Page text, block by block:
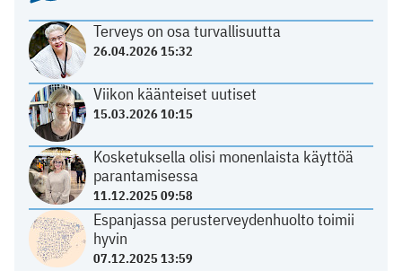
Terveys on osa turvallisuutta
26.04.2026 15:32
Viikon käänteiset uutiset
15.03.2026 10:15
Kosketuksella olisi monenlaista käyttöä
parantamisessa
11.12.2025 09:58
Espanjassa perusterveydenhuolto toimii
hyvin
07.12.2025 13:59